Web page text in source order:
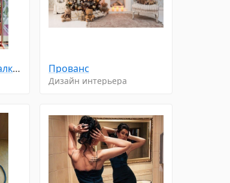
Милый откpытый бaлкончик Прованс
Дизайн интерьера